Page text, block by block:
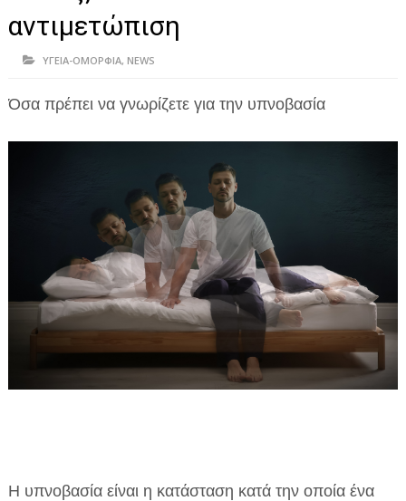
ΗΠΕΙΡΟΣ
ΠΡΕΒΕΖΑ
ΙΩΑΝΝΙΝΑ
ΘΕΣΠΡΩΤΙΑ
ΚΑΙ ΕΛΛΑΔΑ
ΥΓΕΙΑ-ΟΜΟΡΦΙΑ
ΠΟΛΙΤΙΣΜΟΣ
ΤΕΧΝΟΛΟΓΙΑ
αντιμετώπιση
ΥΓΕΙΑ-ΟΜΟΡΦΙΑ, NEWS
Όσα πρέπει να γνωρίζετε για την υπνοβασία
Η υπνοβασία είναι η κατάσταση κατά την οποία ένα